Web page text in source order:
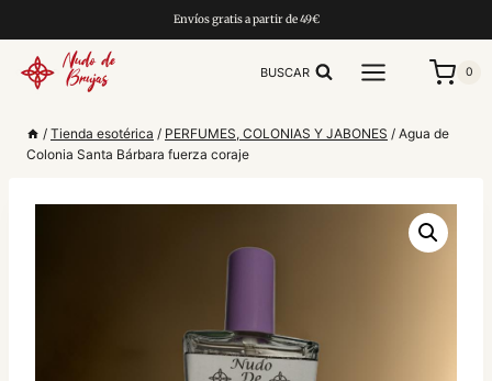
al
contenido
Envíos gratis a partir de 49€
BUSCAR 0
/ Tienda esotérica / PERFUMES, COLONIAS Y JABONES / Agua de
Colonia Santa Bárbara fuerza coraje